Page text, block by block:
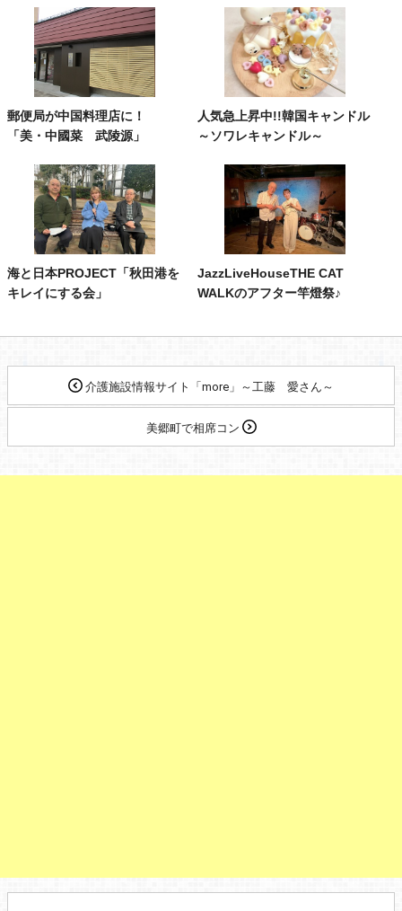
郵便局が中国料理店に！
「美・中國菜 武陵源」
人気急上昇中!!韓国キャンドル
～ソワレキャンドル～
海と日本PROJECT「秋田港を
キレイにする会」
JazzLiveHouseTHE CAT
WALKのアフター竿燈祭♪
介護施設情報サイト「more」～工藤 愛さん～
美郷町で相席コン